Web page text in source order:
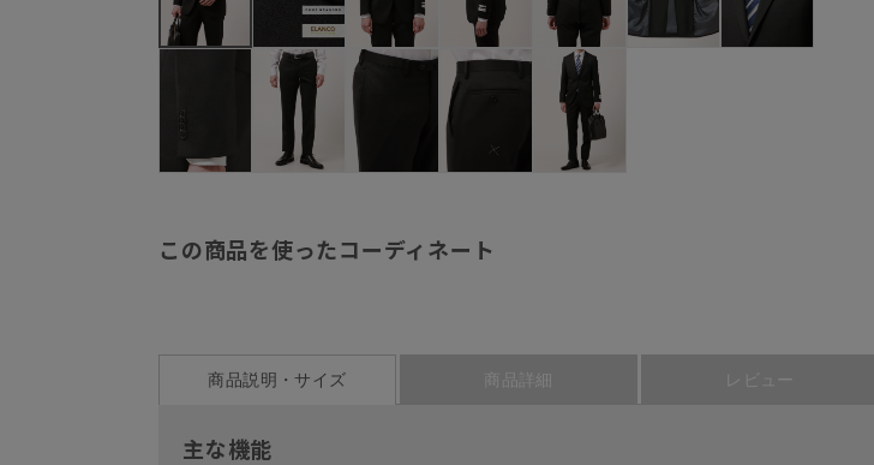
この商品を使ったコーディネート
商品説明・サイズ 商品詳細 レビュー
主な機能